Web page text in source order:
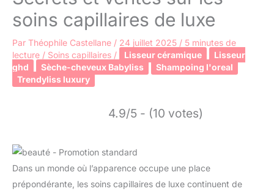
soins capillaires de luxe
Par Théophile Castellane / 24 juillet 2025 / 5 minutes de
lecture / Soins capillaires / Lisseur céramique
Lisseur
ghd
Sèche-cheveux Babyliss
Shampoing l'oreal
Trendyliss luxury
4.9/5 - (10 votes)
Dans un monde où l’apparence occupe une place
prépondérante, les soins capillaires de luxe continuent de